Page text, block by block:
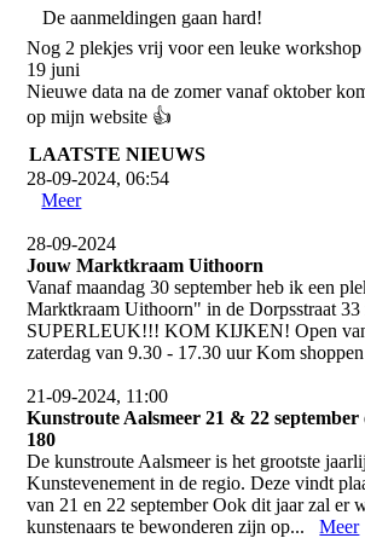
De aanmeldingen gaan hard!
Nog 2 plekjes vrij voor een leuke
19 juni
Nieuwe data na de zomer vanaf oktober
op mijn website 👍
LAATSTE NIEUWS
28-09-2024, 06:54
Meer
28-09-2024
Jouw Marktkraam Uithoorn
Vanaf maandag 30 september heb ik een
Marktkraam Uithoorn" in de Dorpsstraat
SUPERLEUK!!! KOM KIJKEN! Open
zaterdag van 9.30 - 17.30 uur Kom
21-09-2024, 11:00
Kunstroute Aalsmeer 21 & 22
180
De kunstroute Aalsmeer is het grootste
Kunstevenement in de regio. Deze vindt
van 21 en 22 september Ook dit jaar zal er
kunstenaars te bewonderen zijn op...Meer